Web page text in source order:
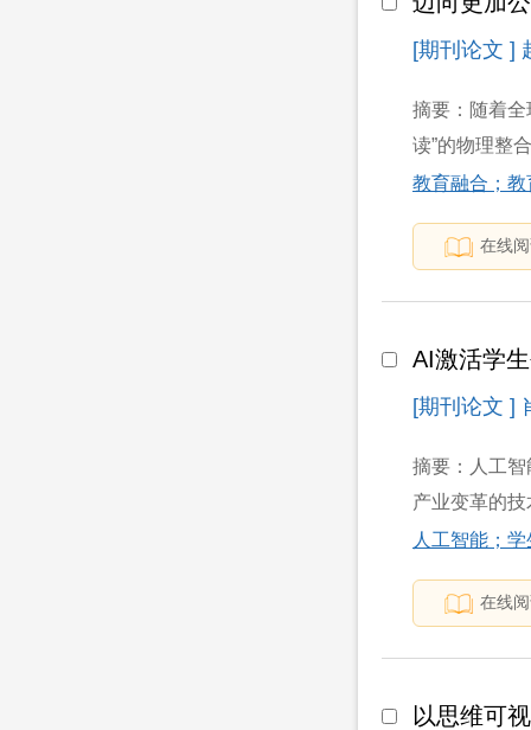
[期刊论文 ]
摘要：随着
读”的物理整
教育融合；
在线
AI激活学
[期刊论文 ]
摘要：人工
产业变革的
人工智能；
在线
以思维可